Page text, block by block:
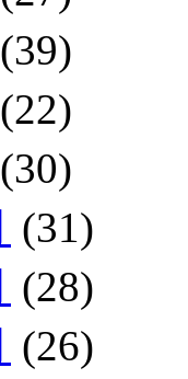
(39)
(22)
(30)
(31)
(28)
(26)